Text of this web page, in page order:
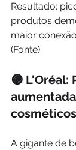
Resultado:
produtos
maior
(Fonte)
🟣 L'Oréal:
cosméticos
A gigante de